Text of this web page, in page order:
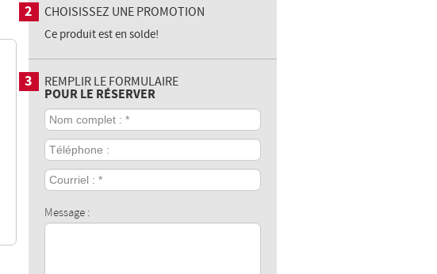
2 CHOISISSEZ UNE PROMOTION
Ce produit est en solde!
3 REMPLIR LE FORMULAIRE
POUR LE RÉSERVER
Nom
complet
Téléphone
:
Courriel
:
Message :